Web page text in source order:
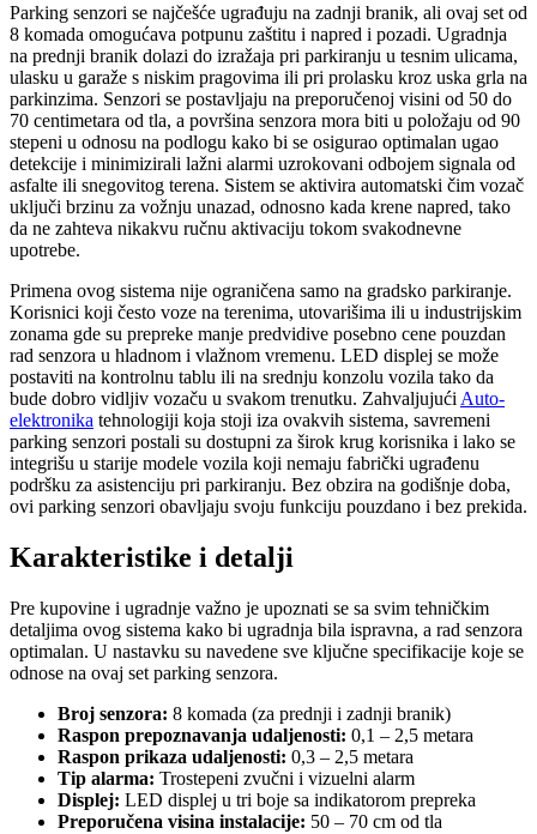
Parking senzori se najčešće ugrađuju na zadnji branik, ali ovaj set od
8 komada omogućava potpunu zaštitu i napred i pozadi. Ugradnja
na prednji branik dolazi do izražaja pri parkiranju u tesnim ulicama,
ulasku u garaže s niskim pragovima ili pri prolasku kroz uska grla na
parkinzima. Senzori se postavljaju na preporučenoj visini od 50 do
70 centimetara od tla, a površina senzora mora biti u položaju od 90
stepeni u odnosu na podlogu kako bi se osigurao optimalan ugao
detekcije i minimizirali lažni alarmi uzrokovani odbojem signala od
asfalte ili snegovitog terena. Sistem se aktivira automatski čim vozač
uključi brzinu za vožnju unazad, odnosno kada krene napred, tako
da ne zahteva nikakvu ručnu aktivaciju tokom svakodnevne
upotrebe.
Primena ovog sistema nije ograničena samo na gradsko parkiranje.
Korisnici koji često voze na terenima, utovarišima ili u industrijskim
zonama gde su prepreke manje predvidive posebno cene pouzdan
rad senzora u hladnom i vlažnom vremenu. LED displej se može
postaviti na kontrolnu tablu ili na srednju konzolu vozila tako da
bude dobro vidljiv vozaču u svakom trenutku. Zahvaljujući Auto-
elektronika tehnologiji koja stoji iza ovakvih sistema, savremeni
parking senzori postali su dostupni za širok krug korisnika i lako se
integrišu u starije modele vozila koji nemaju fabrički ugrađenu
podršku za asistenciju pri parkiranju. Bez obzira na godišnje doba,
ovi parking senzori obavljaju svoju funkciju pouzdano i bez prekida.
Karakteristike i detalji
Pre kupovine i ugradnje važno je upoznati se sa svim tehničkim
detaljima ovog sistema kako bi ugradnja bila ispravna, a rad senzora
optimalan. U nastavku su navedene sve ključne specifikacije koje se
odnose na ovaj set parking senzora.
Broj senzora: 8 komada (za prednji i zadnji branik)
Raspon prepoznavanja udaljenosti: 0,1 – 2,5 metara
Raspon prikaza udaljenosti: 0,3 – 2,5 metara
Tip alarma: Trostepeni zvučni i vizuelni alarm
Displej: LED displej u tri boje sa indikatorom prepreka
Preporučena visina instalacije: 50 – 70 cm od tla